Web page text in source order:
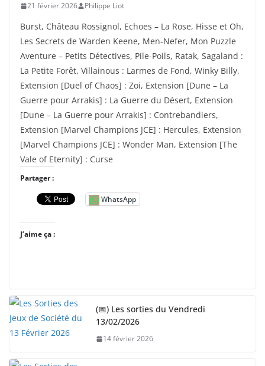
21 février 2026 Philippe Liot
Burst, Château Rossignol, Echoes – La Rose, Hisse et Oh,
Les Secrets de Warden Keene, Men-Nefer, Mon Puzzle
Aventure – Petits Détectives, Pile-Poils, Ratak, Sagaland :
La Petite Forêt, Villainous : Larmes de Fond, Winky Billy,
Extension [Duel of Chaos] : Zoi, Extension [Dune – La
Guerre pour Arrakis] : La Guerre du Désert, Extension
[Dune – La Guerre pour Arrakis] : Contrebandiers,
Extension [Marvel Champions JCE] : Hercules, Extension
[Marvel Champions JCE] : Wonder Man, Extension [The
Vale of Eternity] : Curse
Partager :
WhatsApp
J’aime ça :
(📅) Les sorties du Vendredi
13/02/2026
14 février 2026